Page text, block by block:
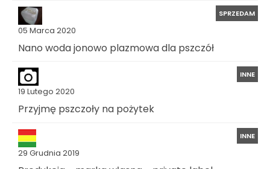
05 Marca 2020
SPRZEDAM
Nano woda jonowo plazmowa dla pszczół
19 Lutego 2020
INNE
Przyjmę pszczoły na pożytek
29 Grudnia 2019
INNE